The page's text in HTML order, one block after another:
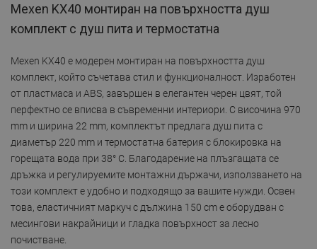
Mexen KX40 монтиран на повърхността душ
комплект с душ пита и термостатна
Mexen KX40 е модерен монтиран на повърхността душ
комплект, който съчетава стил и функционалност. Изработен
от пластмаса и ABS, завършен в елегантен черен цвят, той
перфектно се вписва в съвременни интериори. С височина 970
mm и ширина 22 mm, комплектът предлага душ пита с
диаметър 220 mm и термостатна батерия с блокировка на
горещата вода при 38° C. Благодарение на плъзгащата се
дръжка и регулируемите монтажни държачи, използването на
този комплект е удобно и подходящо за вашите нужди. Освен
това, еластичният маркуч с дължина 150 cm е оборудван с
месингови накрайници и гладка повърхност за лесно
почистване.